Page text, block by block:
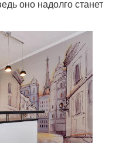
оно надолго станет